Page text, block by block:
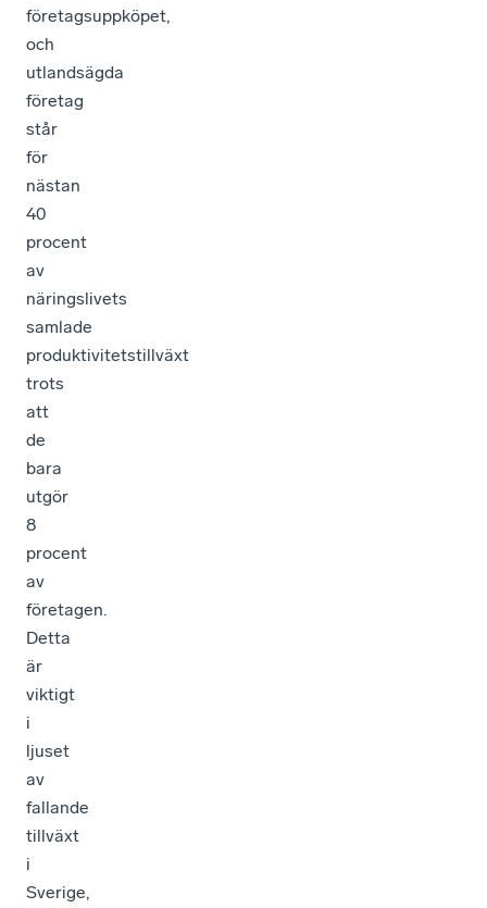
företagsuppköpet,
och
utlandsägda
företag
står
för
nästan
40
procent
av
näringslivets
samlade
produktivitetstillväxt
trots
att
de
bara
utgör
8
procent
av
företagen.
Detta
är
viktigt
i
ljuset
av
fallande
tillväxt
i
Sverige,